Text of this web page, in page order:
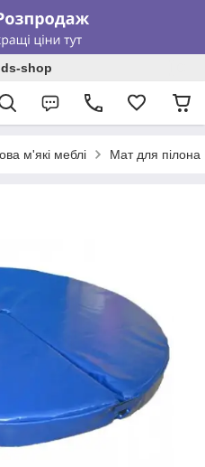
shop
м'які меблі Мат для пілона